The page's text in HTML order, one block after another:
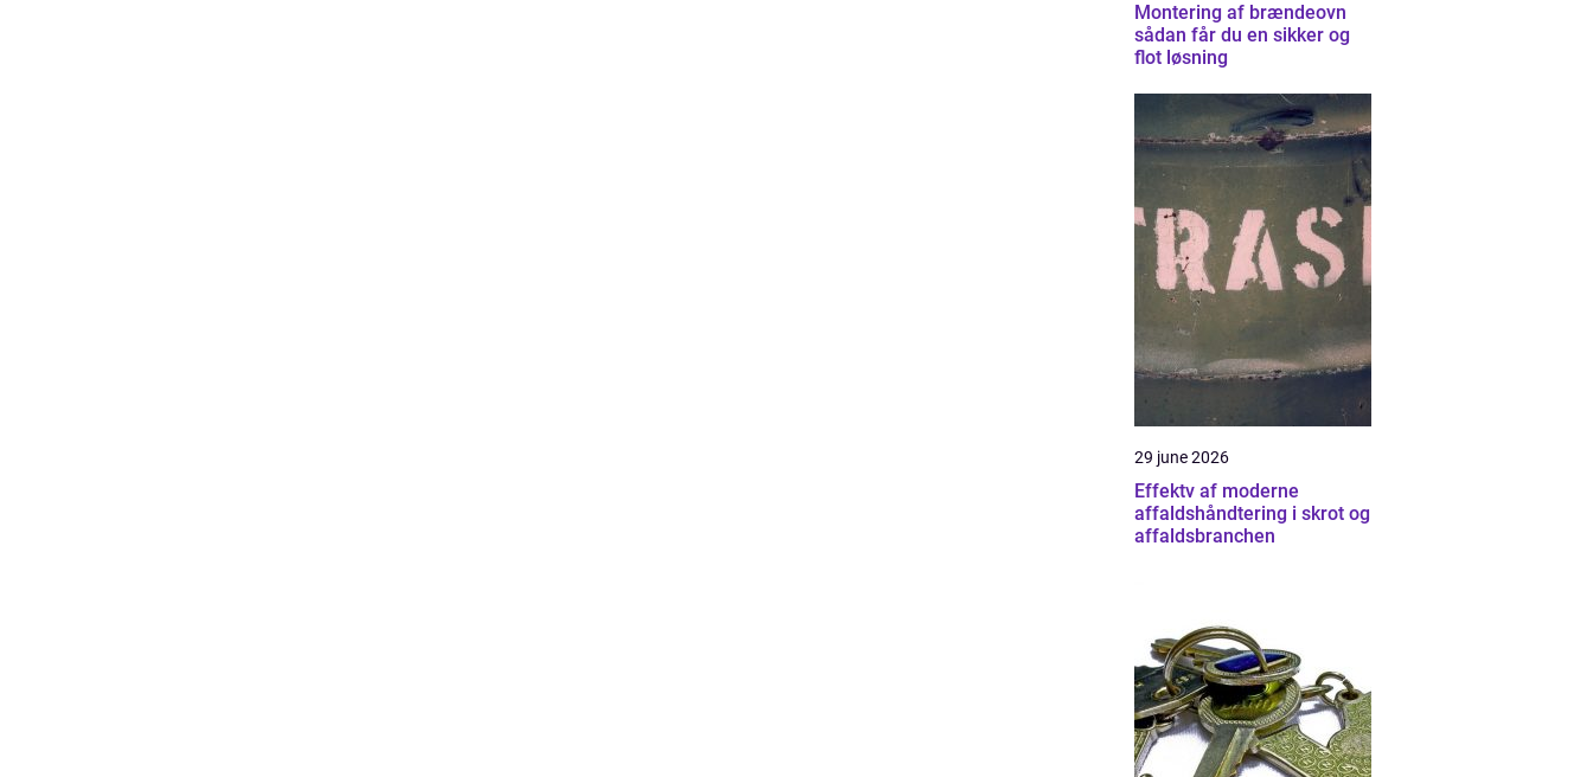
Montering af brændeovn
sådan får du en sikker og
flot løsning
29 june 2026
Effektv af moderne
affaldshåndtering i skrot og
affaldsbranchen